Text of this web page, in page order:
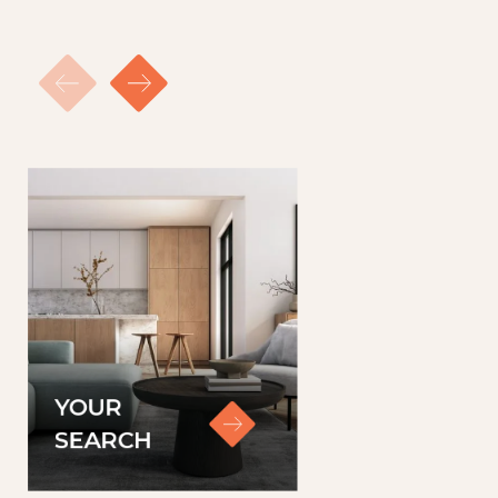
YOUR
SEARCH